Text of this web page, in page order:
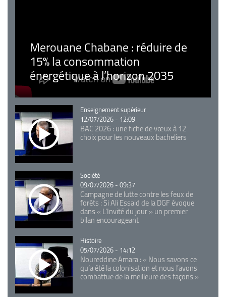
Merouane Chabane : réduire de
15% la consommation
énergétique à l’horizon 2035
Catégorie
Enseignement supérieur
12/07/2026 - 12:09
BAC 2026 : une fiche de vœux à 12
choix pour les nouveaux bacheliers
Catégorie
Société
09/07/2026 - 09:37
Campagne de lutte contre les feux de
forêts : Si Ali Essaid de la DGF évoque
dans « L'Invité du jour » un premier
bilan encourageant
Catégorie
Histoire
05/07/2026 - 14:12
Noureddine Amara : « Nous savons ce
qu’a été la colonisation et nous l’avons
combattue de la meilleure des façons »